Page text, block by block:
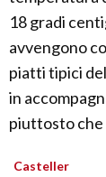
18 gradi
avvengono
piatti tipici
in
piuttosto che
Casteller